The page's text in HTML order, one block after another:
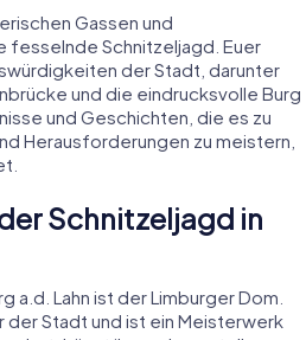
Gassen und
fesselnde Schnitzeljagd. Euer
der Stadt, darunter
und die eindrucksvolle Burg
und Geschichten, die es zu
Herausforderungen zu meistern,
Schnitzeljagd in
a.d. Lahn ist der Limburger Dom.
Stadt und ist ein Meisterwerk